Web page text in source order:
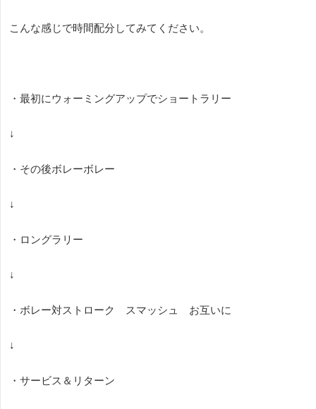
こんな感じで時間配分してみてください。
・最初にウォーミングアップでショートラリー
↓
・その後ボレーボレー
↓
・ロングラリー
↓
・ボレー対ストローク スマッシュ お互いに
↓
・サービス＆リターン